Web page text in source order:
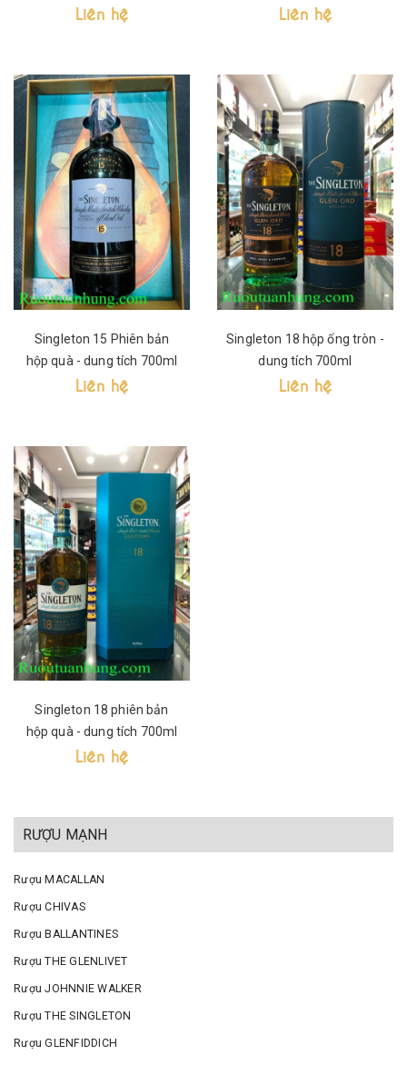
Liên hệ Liên hệ
Singleton 15 Phiên bản
hộp quà - dung tích 700ml
Liên hệ
Singleton 18 hộp ống tròn -
dung tích 700ml
Liên hệ
Singleton 18 phiên bản
hộp quà - dung tích 700ml
Liên hệ
RƯỢU MẠNH
Rượu MACALLAN
Rượu CHIVAS
Rượu BALLANTINES
Rượu THE GLENLIVET
Rượu JOHNNIE WALKER
Rượu THE SINGLETON
Rượu GLENFIDDICH